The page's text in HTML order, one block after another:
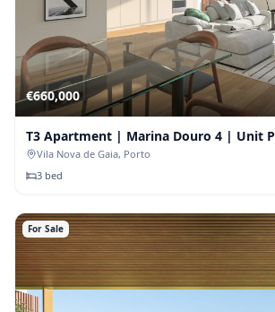
€660,000
T3 Apartment | Marina Douro 4 | Unit P
Vila Nova de Gaia, Porto
3 bed
For Sale